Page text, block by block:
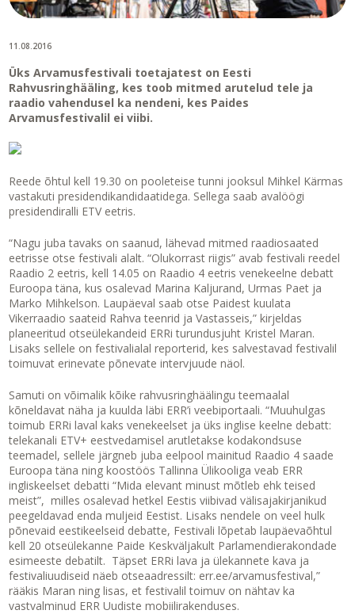
11.08.2016
Üks Arvamusfestivali toetajatest on Eesti
Rahvusringhääling, kes toob mitmed arutelud tele ja
raadio vahendusel ka nendeni, kes Paides
Arvamusfestivalil ei viibi.
Reede õhtul kell 19.30 on pooleteise tunni jooksul Mihkel Kärmas
vastakuti presidendikandidaatidega. Sellega saab avalöögi
presidendiralli ETV eetris.
“Nagu juba tavaks on saanud, lähevad mitmed raadiosaated
eetrisse otse festivali alalt. “Olukorrast riigis” avab festivali reedel
Raadio 2 eetris, kell 14.05 on Raadio 4 eetris venekeelne debatt
Euroopa täna, kus osalevad Marina Kaljurand, Urmas Paet ja
Marko Mihkelson. Laupäeval saab otse Paidest kuulata
Vikerraadio saateid Rahva teenrid ja Vastasseis,” kirjeldas
planeeritud otseülekandeid ERRi turundusjuht Kristel Maran.
Lisaks sellele on festivalialal reporterid, kes salvestavad festivalil
toimuvat erinevate põnevate intervjuude näol.
Samuti on võimalik kõike rahvusringhäälingu teemaalal
kõneldavat näha ja kuulda läbi ERR’i veebiportaali. “Muuhulgas
toimub ERRi laval kaks venekeelset ja üks inglise keelne debatt:
telekanali ETV+ eestvedamisel arutletakse kodakondsuse
teemadel, sellele järgneb juba eelpool mainitud Raadio 4 saade
Euroopa täna ning koostöös Tallinna Ülikooliga veab ERR
ingliskeelset debatti “Mida elevant minust mõtleb ehk teised
meist”, milles osalevad hetkel Eestis viibivad välisajakirjanikud
peegeldavad enda muljeid Eestist. Lisaks nendele on veel hulk
põnevaid eestikeelseid debatte, Festivali lõpetab laupäevaõhtul
kell 20 otseülekanne Paide Keskväljakult Parlamendierakondade
esimeeste debatilt. Täpset ERRi lava ja ülekannete kava ja
festivaliuudiseid näeb otseaadressilt: err.ee/arvamusfestival,”
rääkis Maran ning lisas, et festivalil toimuv on nähtav ka
vastvalminud ERR Uudiste mobiilirakenduses.